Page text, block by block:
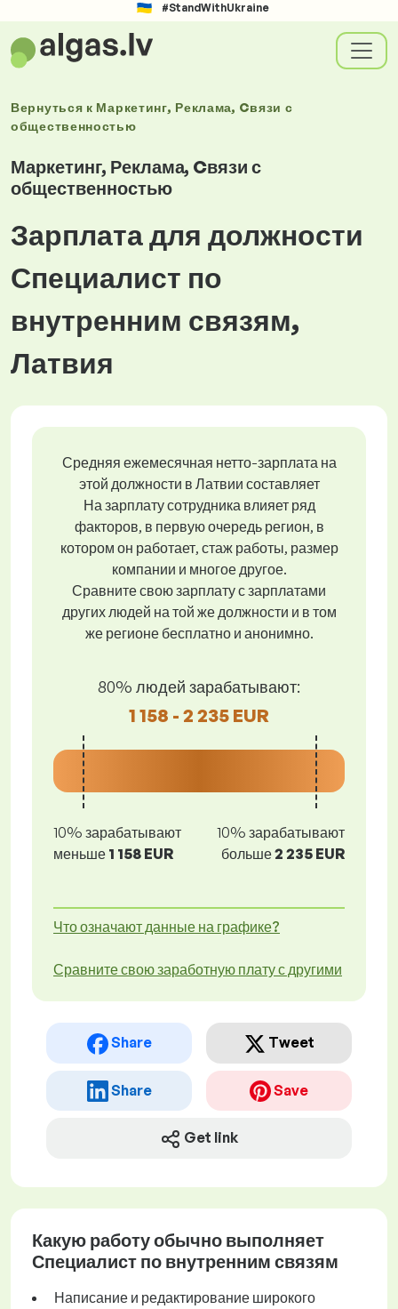
#StandWithUkraine
Вернуться к Маркетинг, Реклама, Cвязи с
общественностью
Маркетинг, Реклама, Cвязи с
общественностью
Зарплата для должности
Специалист по
внутренним связям,
Латвия
Средняя ежемесячная нетто-зарплата на
этой должности в Латвии составляет
На зарплату сотрудника влияет ряд
факторов, в первую очередь регион, в
котором он работает, стаж работы, размер
компании и многое другое.
Сравните свою зарплату с зарплатами
других людей на той же должности и в том
же регионе бесплатно и анонимно.
80% людей зарабатывают:
1 158 - 2 235 EUR
10% зарабатывают
меньше 1 158 EUR
10% зарабатывают
больше2 235 EUR
Что означают данные на графике?
Сравните свою заработную плату с другими
Share Tweet
Share Save
Get link
Какую работу обычно выполняет
Специалист по внутренним связям
Написание и редактирование широкого